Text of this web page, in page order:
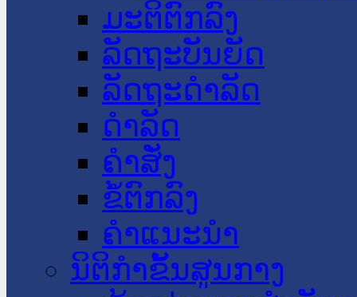
ມະຕິຕົກລົງ
ລັດຖະບັນຍັດ
ລັດຖະດໍາລັດ
ດໍາລັດ
ຄໍາສັ່ງ
ຂໍ້ຕົກລົງ
ຄໍາແນະນໍາ
ນິຕິກໍາຂັ້ນສູນກາງ